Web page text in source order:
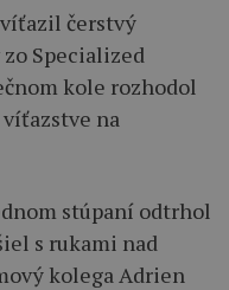
čerstvý
Specialized
kole rozhodol
na
stúpaní odtrhol
s rukami nad
kolega Adrien